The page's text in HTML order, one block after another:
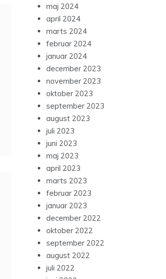
maj 2024
april 2024
marts 2024
februar 2024
januar 2024
december 2023
november 2023
oktober 2023
september 2023
august 2023
juli 2023
juni 2023
maj 2023
april 2023
marts 2023
februar 2023
januar 2023
december 2022
oktober 2022
september 2022
august 2022
juli 2022